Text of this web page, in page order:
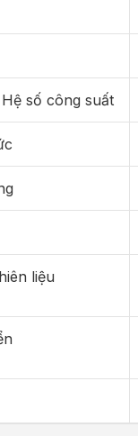
số công suất
liệu